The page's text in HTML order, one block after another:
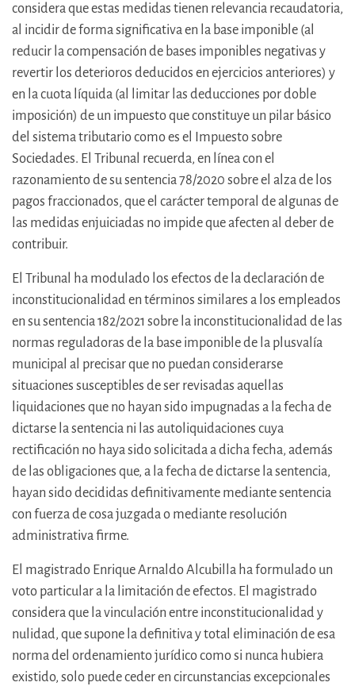
considera que estas medidas tienen relevancia recaudatoria,
al incidir de forma significativa en la base imponible (al
reducir la compensación de bases imponibles negativas y
revertir los deterioros deducidos en ejercicios anteriores) y
en la cuota líquida (al limitar las deducciones por doble
imposición) de un impuesto que constituye un pilar básico
del sistema tributario como es el Impuesto sobre
Sociedades. El Tribunal recuerda, en línea con el
razonamiento de su sentencia 78/2020 sobre el alza de los
pagos fraccionados, que el carácter temporal de algunas de
las medidas enjuiciadas no impide que afecten al deber de
contribuir.
El Tribunal ha modulado los efectos de la declaración de
inconstitucionalidad en términos similares a los empleados
en su sentencia 182/2021 sobre la inconstitucionalidad de las
normas reguladoras de la base imponible de la plusvalía
municipal al precisar que no puedan considerarse
situaciones susceptibles de ser revisadas aquellas
liquidaciones que no hayan sido impugnadas a la fecha de
dictarse la sentencia ni las autoliquidaciones cuya
rectificación no haya sido solicitada a dicha fecha, además
de las obligaciones que, a la fecha de dictarse la sentencia,
hayan sido decididas definitivamente mediante sentencia
con fuerza de cosa juzgada o mediante resolución
administrativa firme.
El magistrado Enrique Arnaldo Alcubilla ha formulado un
voto particular a la limitación de efectos. El magistrado
considera que la vinculación entre inconstitucionalidad y
nulidad, que supone la definitiva y total eliminación de esa
norma del ordenamiento jurídico como si nunca hubiera
existido, solo puede ceder en circunstancias excepcionales